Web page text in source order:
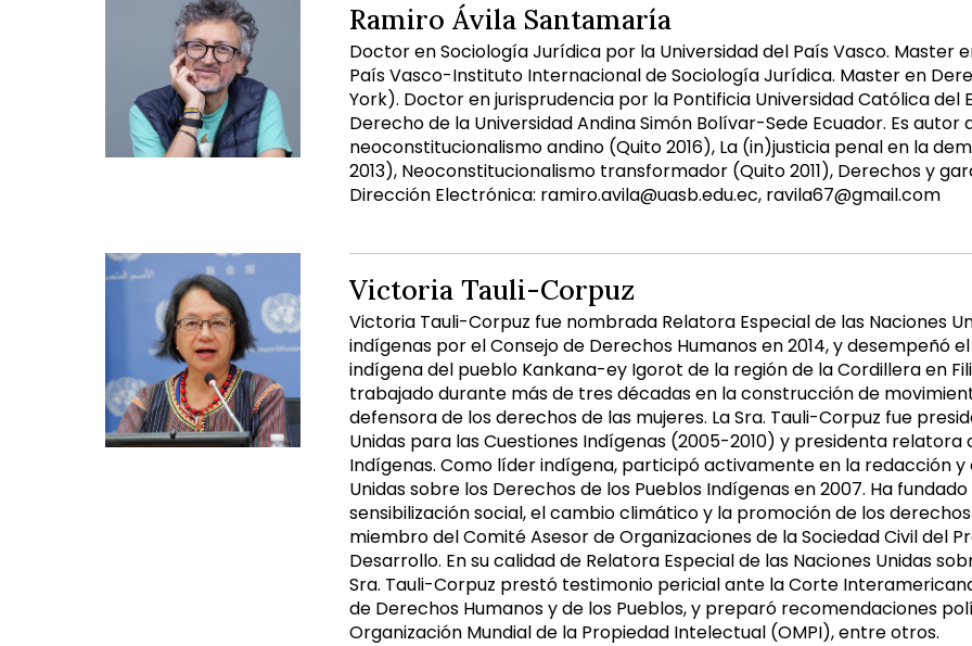
Ramiro Ávila Santamaría
Doctor en Sociología Jurídica por la Universidad del País Vasco. Master
País Vasco-Instituto Internacional de Sociología Jurídica. Master en
York). Doctor en jurisprudencia por la Pontificia Universidad Católica del
Derecho de la Universidad Andina Simón Bolívar-Sede Ecuador. Es
neoconstitucionalismo andino (Quito 2016), La (in)justicia penal en la
2013), Neoconstitucionalismo transformador (Quito 2011), Derechos y
Dirección Electrónica: ramiro.avila@uasb.edu.ec, ravila67@gmail.com
Victoria Tauli-Corpuz
Victoria Tauli-Corpuz fue nombrada Relatora Especial de las Naciones
indígenas por el Consejo de Derechos Humanos en 2014, y desempeñó
indígena del pueblo Kankana-ey Igorot de la región de la Cordillera en
trabajado durante más de tres décadas en la construcción de
defensora de los derechos de las mujeres. La Sra. Tauli-Corpuz fue
Unidas para las Cuestiones Indígenas (2005-2010) y presidenta
Indígenas. Como líder indígena, participó activamente en la redacción
Unidas sobre los Derechos de los Pueblos Indígenas en 2007. Ha
sensibilización social, el cambio climático y la promoción de los
miembro del Comité Asesor de Organizaciones de la Sociedad Civil del
Desarrollo. En su calidad de Relatora Especial de las Naciones Unidas
Sra. Tauli-Corpuz prestó testimonio pericial ante la Corte
de Derechos Humanos y de los Pueblos, y preparó recomendaciones
Organización Mundial de la Propiedad Intelectual (OMPI), entre otros.